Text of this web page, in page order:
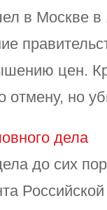
в Москве в
цен.
отмену, но
дела
до сих